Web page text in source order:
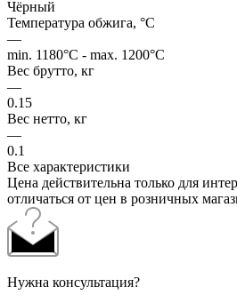
Чёрный
Температура обжига, °C
—
min. 1180°C - max. 1200°C
Вес брутто, кг
—
0.15
Вес нетто, кг
—
0.1
Все характеристики
Цена действительна только для
отличаться от цен в розничных
Нужна консультация?